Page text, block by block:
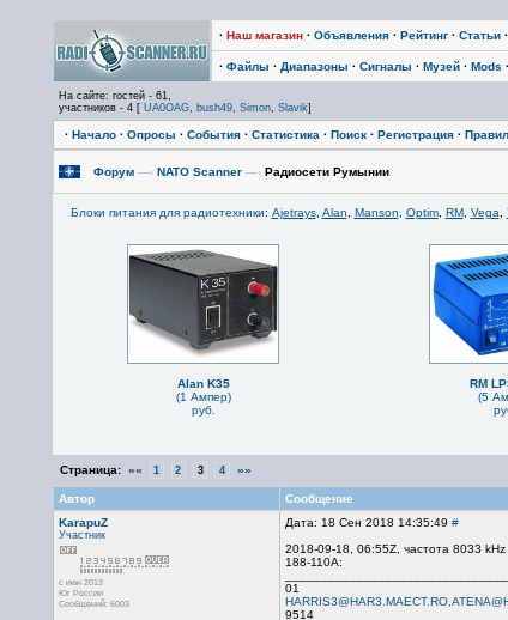
· Наш магазин· Объявления· Рейтинг· Статьи·
· Файлы · Диапазоны · Сигналы · Музей· Mods ·
На сайте: гостей - 61,
участников - 4 [ UA0OAG, bush49, Simon, Slavik]
· Начало· Опросы · События· Статистика · Поиск· Регистрация·
Форум —› NATO Scanner —›Радиосети Румынии
Блоки питания для радиотехники: Ajetrays, Alan Manson Optim, RM, Vega
Alan K35
(1 Ампер)
руб.
RM
(5
Страница: «« 1 2 3 4 »»
Автор
Сообщение
KarapuZ
Участник
с июн 2013
Юг России
Сообщений: 6003
Дата: 18 Сен 2018 14:35:49 #
2018-09-18, 06:55Z, частота 8033
188-110A:
01
9514